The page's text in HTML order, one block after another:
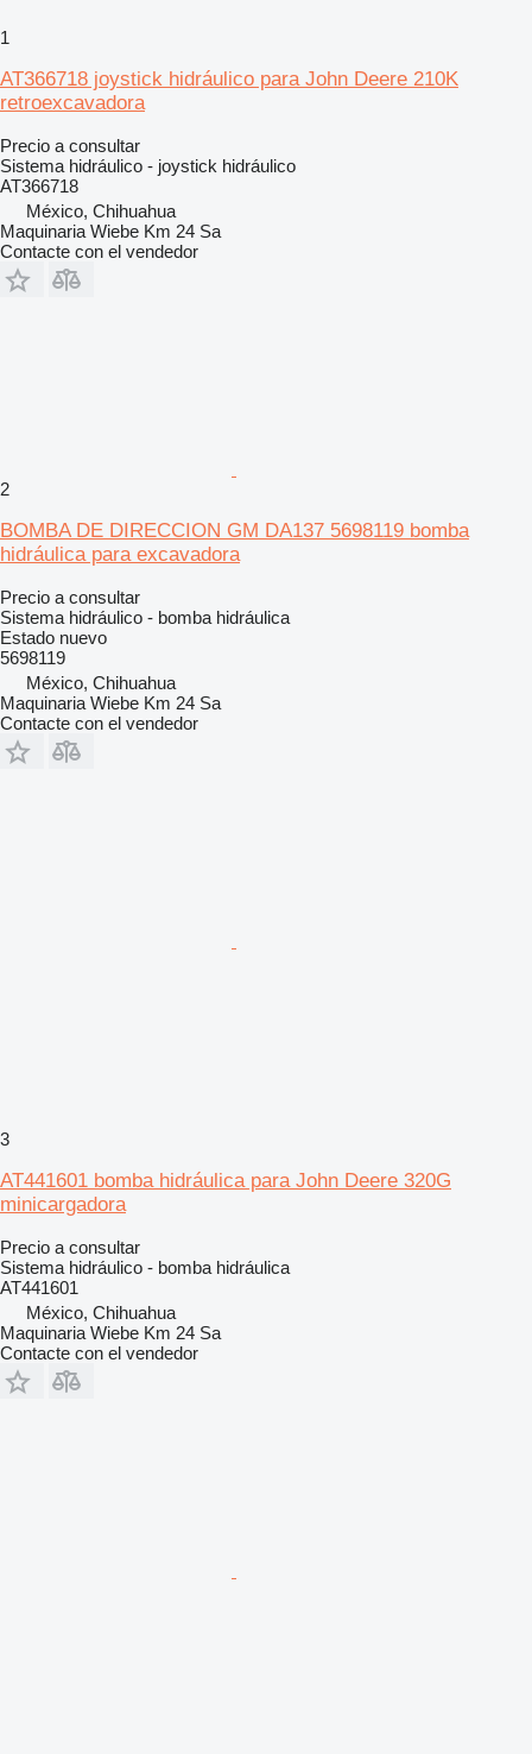
1
AT366718 joystick hidráulico para John Deere 210K
retroexcavadora
Precio a consultar
Sistema hidráulico - joystick hidráulico
AT366718
México, Chihuahua
Maquinaria Wiebe Km 24 Sa
Contacte con el vendedor
2
BOMBA DE DIRECCION GM DA137 5698119 bomba
hidráulica para excavadora
Precio a consultar
Sistema hidráulico - bomba hidráulica
Estado nuevo
5698119
México, Chihuahua
Maquinaria Wiebe Km 24 Sa
Contacte con el vendedor
3
AT441601 bomba hidráulica para John Deere 320G
minicargadora
Precio a consultar
Sistema hidráulico - bomba hidráulica
AT441601
México, Chihuahua
Maquinaria Wiebe Km 24 Sa
Contacte con el vendedor